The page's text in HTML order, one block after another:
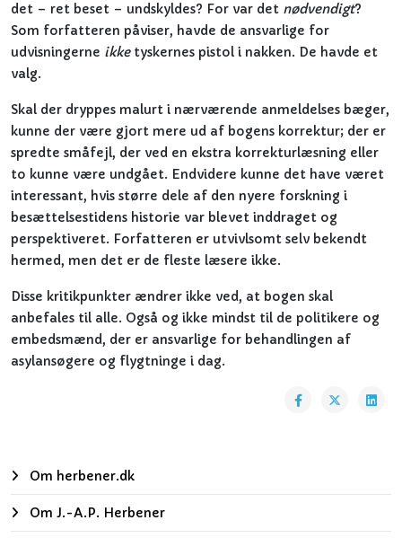
det – ret beset – undskyldes? For var det nødvendigt?
Som forfatteren påviser, havde de ansvarlige for
udvisningerne ikketyskernes pistol i nakken. De havde et
valg.
Skal der dryppes malurt i nærværende anmeldelses bæger,
kunne der være gjort mere ud af bogens korrektur; der er
spredte småfejl, der ved en ekstra korrekturlæsning eller
to kunne være undgået. Endvidere kunne det have været
interessant, hvis større dele af den nyere forskning i
besættelsestidens historie var blevet inddraget og
perspektiveret. Forfatteren er utvivlsomt selv bekendt
hermed, men det er de fleste læsere ikke.
Disse kritikpunkter ændrer ikke ved, at bogen skal
anbefales til alle. Også og ikke mindst til de politikere og
embedsmænd, der er ansvarlige for behandlingen af
asylansøgere og flygtninge i dag.
Om herbener.dk
Om J.-A.P. Herbener